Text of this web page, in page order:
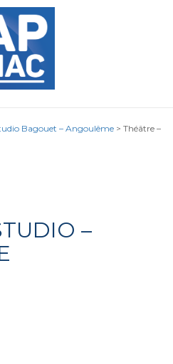
Bagouet – Angoulême > Théâtre –
–